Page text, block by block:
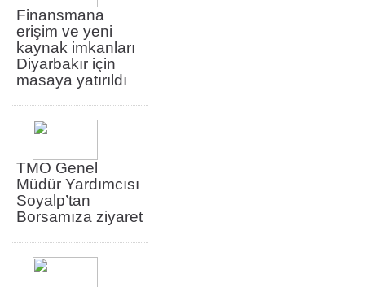
Finansmana
erişim ve yeni
kaynak imkanları
Diyarbakır için
masaya yatırıldı
TMO Genel
Müdür Yardımcısı
Soyalp’tan
Borsamıza ziyaret